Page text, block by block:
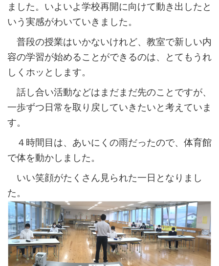
ました。いよいよ学校再開に向けて動き出したと
いう実感がわいていきました。
普段の授業はいかないけれど、教室で新しい内
容の学習が始めることができるのは、とてもうれ
しくホッとします。
話し合い活動などはまだまだ先のことですが、
一歩ずつ日常を取り戻していきたいと考えていま
す。
４時間目は、あいにくの雨だったので、体育館
で体を動かしました。
いい笑顔がたくさん見られた一日となりまし
た。